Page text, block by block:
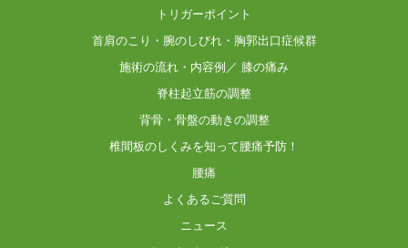
トリガーポイント
首肩のこり・腕のしびれ・胸郭出口症候群
施術の流れ・内容例／ 膝の痛み
脊柱起立筋の調整
背骨・骨盤の動きの調整
椎間板のしくみを知って腰痛予防！
腰痛
よくあるご質問
ニュース